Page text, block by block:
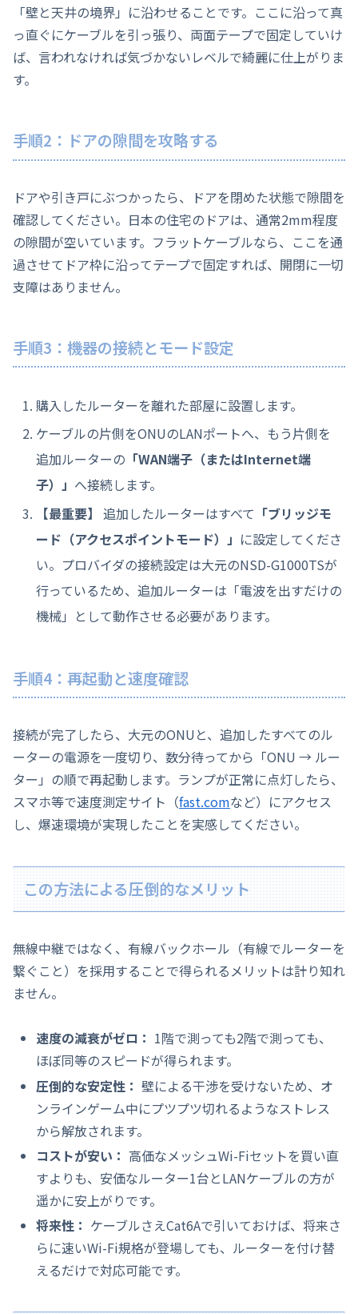
「壁と天井の境界」に沿わせることです。ここに沿って真
っ直ぐにケーブルを引っ張り、両面テープで固定していけ
ば、言われなければ気づかないレベルで綺麗に仕上がりま
す。
手順2：ドアの隙間を攻略する
ドアや引き戸にぶつかったら、ドアを閉めた状態で隙間を
確認してください。日本の住宅のドアは、通常2mm程度
の隙間が空いています。フラットケーブルなら、ここを通
過させてドア枠に沿ってテープで固定すれば、開閉に一切
支障はありません。
手順3：機器の接続とモード設定
購入したルーターを離れた部屋に設置します。
ケーブルの片側をONUのLANポートへ、もう片側を
追加ルーターの 「WAN端子（またはInternet端
子）」 へ接続します。
【最重要】 追加したルーターはすべて 「ブリッジモ
ード（アクセスポイントモード）」 に設定してくださ
い。プロバイダの接続設定は大元のNSD-G1000TSが
行っているため、追加ルーターは「電波を出すだけの
機械」として動作させる必要があります。
手順4：再起動と速度確認
接続が完了したら、大元のONUと、追加したすべてのル
ーターの電源を一度切り、数分待ってから「ONU → ルー
ター」の順で再起動します。ランプが正常に点灯したら、
スマホ等で速度測定サイト（fast.comなど）にアクセス
し、爆速環境が実現したことを実感してください。
この方法による圧倒的なメリット
無線中継ではなく、有線バックホール（有線でルーターを
繋ぐこと）を採用することで得られるメリットは計り知れ
ません。
速度の減衰がゼロ： 1階で測っても2階で測っても、
ほぼ同等のスピードが得られます。
圧倒的な安定性： 壁による干渉を受けないため、オ
ンラインゲーム中にプツプツ切れるようなストレス
から解放されます。
コストが安い： 高価なメッシュWi-Fiセットを買い直
すよりも、安価なルーター1台とLANケーブルの方が
遥かに安上がりです。
将来性： ケーブルさえCat6Aで引いておけば、将来さ
らに速いWi-Fi規格が登場しても、ルーターを付け替
えるだけで対応可能です。